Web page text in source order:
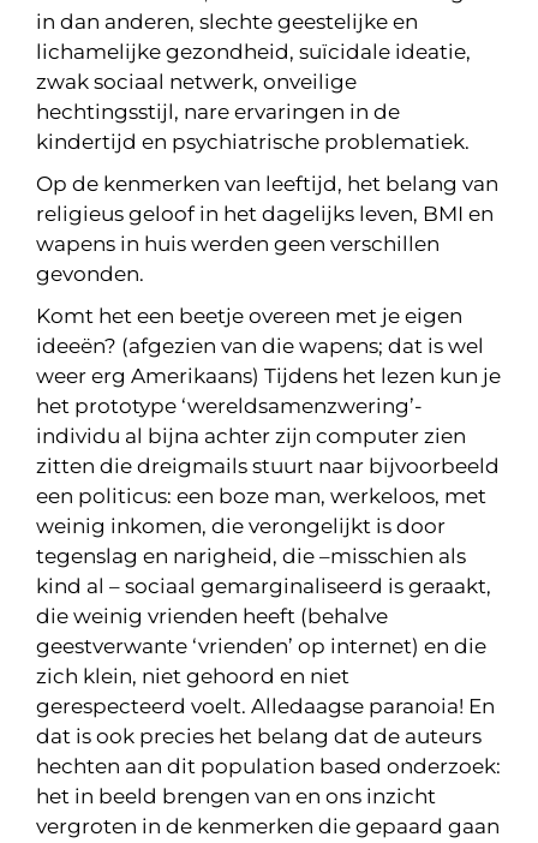
in dan anderen, slechte geestelijke en
lichamelijke gezondheid, suïcidale ideatie,
zwak sociaal netwerk, onveilige
hechtingsstijl, nare ervaringen in de
kindertijd en psychiatrische problematiek.
Op de kenmerken van leeftijd, het belang van
religieus geloof in het dagelijks leven, BMI en
wapens in huis werden geen verschillen
gevonden.
Komt het een beetje overeen met je eigen
ideeën? (afgezien van die wapens; dat is wel
weer erg Amerikaans) Tijdens het lezen kun je
het prototype ‘wereldsamenzwering’-
individu al bijna achter zijn computer zien
zitten die dreigmails stuurt naar bijvoorbeeld
een politicus: een boze man, werkeloos, met
weinig inkomen, die verongelijkt is door
tegenslag en narigheid, die –misschien als
kind al – sociaal gemarginaliseerd is geraakt,
die weinig vrienden heeft (behalve
geestverwante ‘vrienden’ op internet) en die
zich klein, niet gehoord en niet
gerespecteerd voelt. Alledaagse paranoia! En
dat is ook precies het belang dat de auteurs
hechten aan dit population based onderzoek:
het in beeld brengen van en ons inzicht
vergroten in de kenmerken die gepaard gaan